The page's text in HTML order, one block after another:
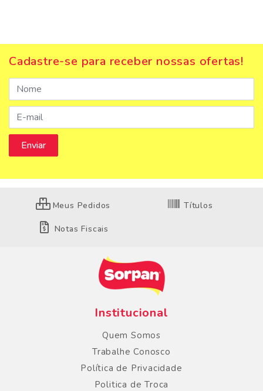
Cadastre-se para receber nossas ofertas!
Meus Pedidos Títulos
Notas Fiscais
Institucional
Quem Somos
Trabalhe Conosco
Política de Privacidade
Politica de Troca